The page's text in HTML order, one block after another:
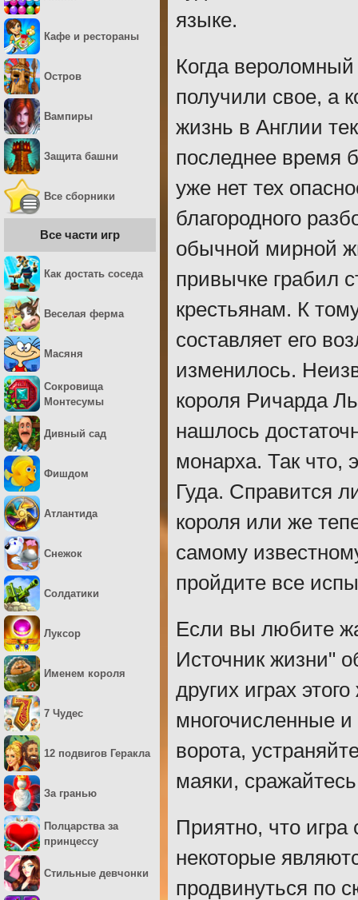
языке.
Когда
получили свое, а
жизнь в Англии
последнее время
уже нет тех
благородного
обычной мирной
привычке грабил
крестьянам. К
составляет его
изменилось.
короля Ричарда
нашлось
монарха. Так что,
Гуда. Справится
короля или же
самому
пройдите все
Если вы любите
Источник жизни"
других играх
многочисленные
ворота,
маяки,
Приятно, что
некоторые
продвинуться по
Кафе и рестораны
Остров
Вампиры
Защита башни
Все сборники
Все части игр
Как достать соседа
Веселая ферма
Масяня
Сокровища
Монтесумы
Дивный сад
Фишдом
Атлантида
Снежок
Солдатики
Луксор
Именем короля
7 Чудес
12 подвигов Геракла
За гранью
Полцарства за
принцессу
Стильные девчонки